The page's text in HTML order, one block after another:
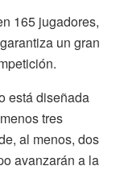
165 jugadores,
un gran
está diseñada
tres
al menos, dos
avanzarán a la